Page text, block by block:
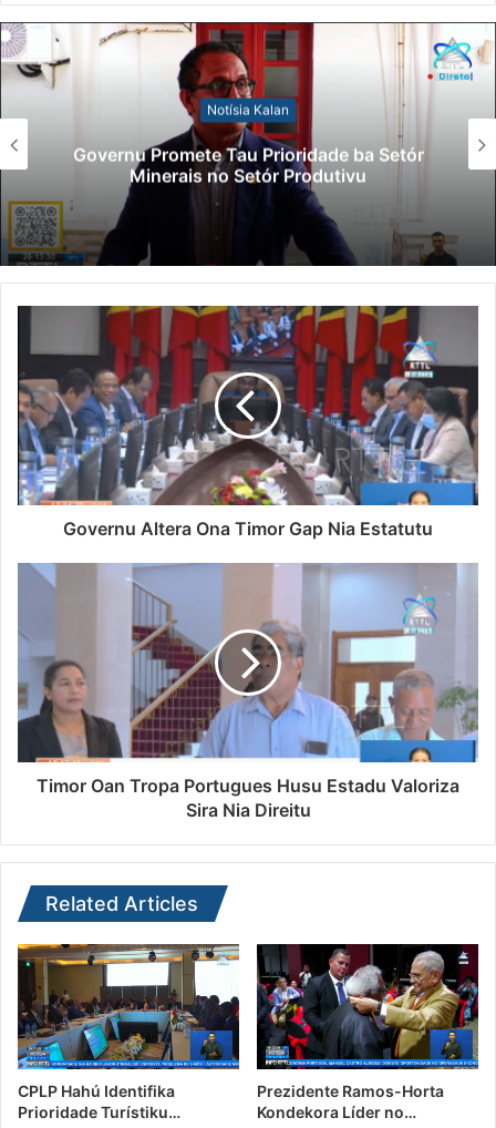
Notísia Kalan
Governu Promete Tau Prioridade ba Setór
Minerais no Setór Produtivu
Governu Altera Ona Timor Gap Nia Estatutu
Timor Oan Tropa Portugues Husu Estadu Valoriza
Sira Nia Direitu
Related Articles
CPLP Hahú Identifika
Prioridade Turístiku…
Prezidente Ramos-Horta
Kondekora Líder no…